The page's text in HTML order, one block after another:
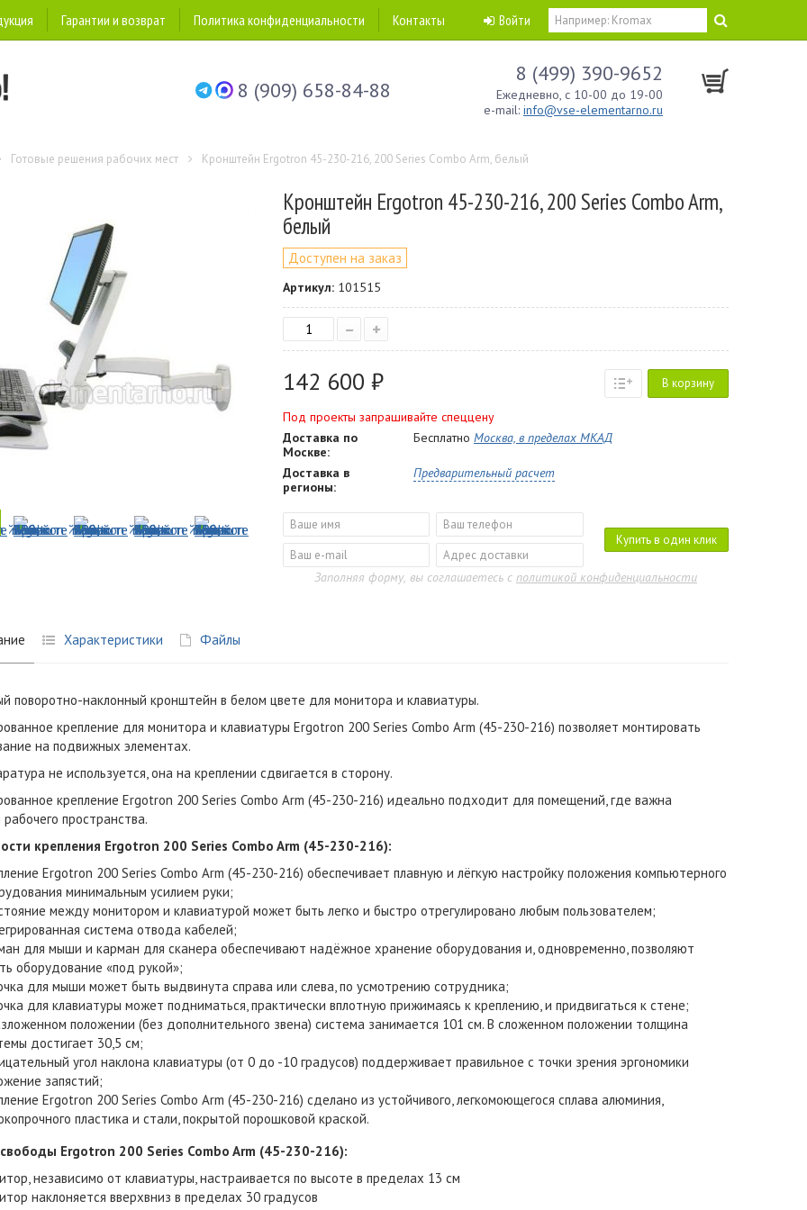
Гарантии и возврат Политика конфиденциальности Контакты Войти
8 (909) 658-84-88
8 (499) 390-9652
Ежедневно, с 10-00 до 19-00
e-mail: info@vse-elementarno.ru
Готовые решения рабочих мест Кронштейн Ergotron 45-230-216, 200 Series Combo Arm, белый
Кронштейн Ergotron 45-230-216, 200 Series Combo Arm,
белый
Доступен на заказ
Артикул: 101515
– +
142 600 ₽ В корзину
Под проекты запрашивайте спеццену
Доставка по
Москве:
Бесплатно Москва, в пределах МКАД
Доставка в
регионы:
Предварительный расчет
Купить в один клик
Заполняя форму, вы соглашаетесь с политикой конфиденциальности
Характеристики Файлы
поворотно-наклонный кронштейн в белом цвете для монитора и клавиатуры.
крепление для монитора и клавиатуры Ergotron 200 Series Combo Arm (45-230-216) позволяет монтировать
на подвижных элементах.
не используется, она на креплении сдвигается в сторону.
крепление Ergotron 200 Series Combo Arm (45-230-216) идеально подходит для помещений, где важна
пространства.
крепления Ergotron 200 Series Combo Arm (45-230-216):
Ergotron 200 Series Combo Arm (45-230-216) обеспечивает плавную и лёгкую настройку положения компьютерного
минимальным усилием руки;
между монитором и клавиатурой может быть легко и быстро отрегулировано любым пользователем;
система отвода кабелей;
для мыши и карман для сканера обеспечивают надёжное хранение оборудования и, одновременно, позволяют
оборудование «под рукой»;
для мыши может быть выдвинута справа или слева, по усмотрению сотрудника;
для клавиатуры может подниматься, практически вплотную прижимаясь к креплению, и придвигаться к стене;
положении (без дополнительного звена) система занимается 101 см. В сложенном положении толщина
достигает 30,5 см;
угол наклона клавиатуры (от 0 до -10 градусов) поддерживает правильное с точки зрения эргономики
запястий;
Ergotron 200 Series Combo Arm (45-230-216) сделано из устойчивого, легкомоющегося сплава алюминия,
пластика и стали, покрытой порошковой краской.
Ergotron 200 Series Combo Arm (45-230-216):
независимо от клавиатуры, настраивается по высоте в пределах 13 см
наклоняется вверхвниз в пределах 30 градусов